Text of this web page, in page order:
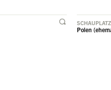
SCHAUPLATZ
Polen